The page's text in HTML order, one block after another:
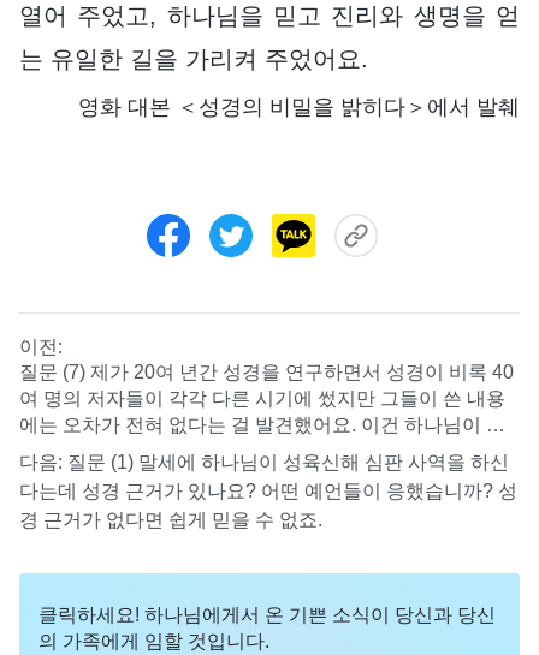
열어 주었고, 하나님을 믿고 진리와 생명을 얻
는 유일한 길을 가리켜 주었어요.
영화 대본 ＜성경의 비밀을 밝히다＞에서 발췌
이전:
질문 (7) 제가 20여 년간 성경을 연구하면서 성경이 비록 40
여 명의 저자들이 각각 다른 시기에 썼지만 그들이 쓴 내용
에는 오차가 전혀 없다는 걸 발견했어요. 이건 하나님이 성
경의 진정한 저자이고 성경이 다 성령께로부터 왔음을 설명
하는 거예요.
다음: 질문 (1) 말세에 하나님이 성육신해 심판 사역을 하신
다는데 성경 근거가 있나요? 어떤 예언들이 응했습니까? 성
경 근거가 없다면 쉽게 믿을 수 없죠.
클릭하세요! 하나님에게서 온 기쁜 소식이 당신과 당신
의 가족에게 임할 것입니다.